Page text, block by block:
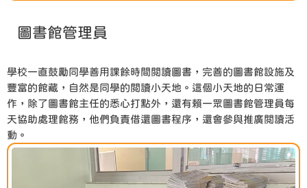
圖書館管理員
學校一直鼓勵同學善用課餘時間閲讀圖書，完善的圖書館設施及
豐富的館藏，自然是同學的閲讀小天地。這個小天地的日常運
作，除了圖書館主任的悉心打點外，還有賴一眾圖書館管理員每
天協助處理館務，他們負責借還圖書程序，還會參與推廣閲讀活
動。